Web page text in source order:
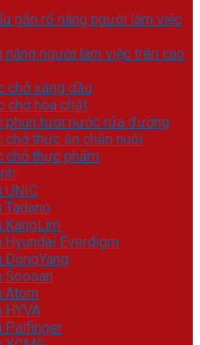
gắn rổ nâng người làm việc
nâng người làm việc trên cao
chở xăng dầu
chở hóa chất
phun tưới nước rửa đường
chở thức ăn chăn nuôi
chở thực phẩm
UNIC
KangLim
Everdigm
Soosan
Atom
Palfinger